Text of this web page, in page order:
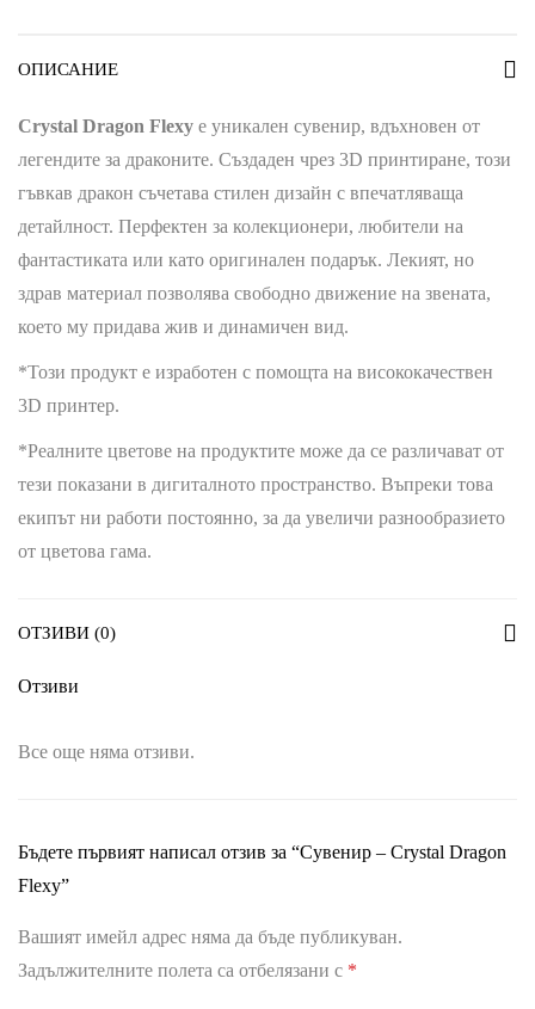
ОПИСАНИЕ
Crystal Dragon Flexy е уникален сувенир, вдъхновен от
легендите за драконите. Създаден чрез 3D принтиране, този
гъвкав дракон съчетава стилен дизайн с впечатляваща
детайлност. Перфектен за колекционери, любители на
фантастиката или като оригинален подарък. Лекият, но
здрав материал позволява свободно движение на звената,
което му придава жив и динамичен вид.
*Този продукт е изработен с помощта на висококачествен
3D принтер.
*Реалните цветове на продуктите може да се различават от
тези показани в дигиталното пространство. Въпреки това
екипът ни работи постоянно, за да увеличи разнообразието
от цветова гама.
ОТЗИВИ (0)
Отзиви
Все още няма отзиви.
Бъдете първият написал отзив за “Сувенир – Crystal Dragon
Flexy”
Вашият имейл адрес няма да бъде публикуван.
Задължителните полета са отбелязани с *